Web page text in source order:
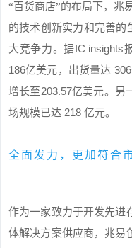
“百货商店”的布局下，兆
的技术创新实力和完善的
大竞争力。据IC insights
186亿美元，出货量达 306
增长至203.57亿美元。另
场规模已达 218 亿元。
全面发力，更加符合
作为一家致力于开发先进
体解决方案供应商，兆易